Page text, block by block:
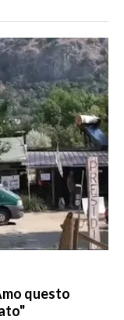
questo